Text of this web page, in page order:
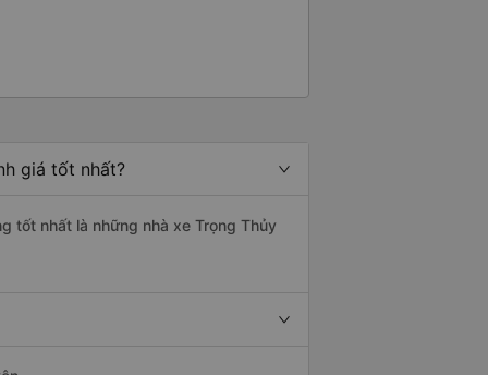
giá tốt nhất?
tốt nhất là những nhà xe Trọng Thủy